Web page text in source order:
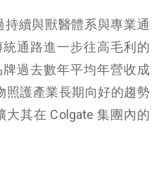
持續與獸醫體系與專業通
通路進一步往高毛利的
過去數年平均年營收成
照護產業長期向好的趨勢
大其在 Colgate 集團內的